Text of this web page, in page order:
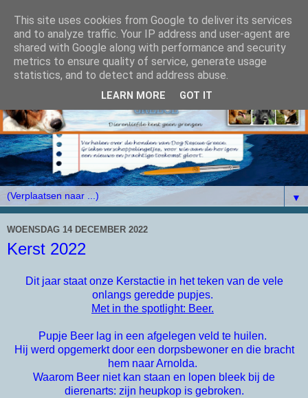
▼
WOENSDAG 14 DECEMBER 2022
Kerst 2022
Dit jaar staat onze Kerstactie in het teken van de vele
onlangs geredde pupjes.
Met in the spotlight: Beer.
Pupje Beer lag in een afgelegen veld te huilen.
Hij werd opgemerkt door een dorpsbewoner en die bracht
hem naar Arnolda.
Waarom Beer niet kan staan en lopen bleek bij de
dierenarts: zijn heupkop is gebroken.
This site uses cookies from Google to deliver its services
and to analyze traffic. Your IP address and user-agent are
shared with Google along with performance and security
metrics to ensure quality of service, generate usage
statistics, and to detect and address abuse.
LEARN MORE GOT IT